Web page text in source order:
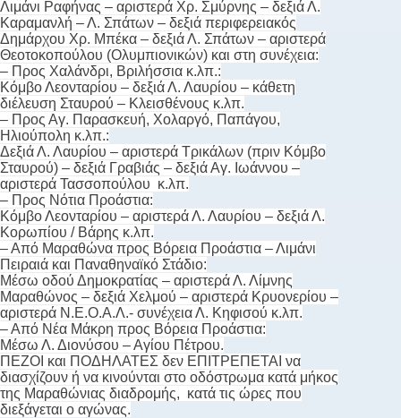
Λιμάνι Ραφήνας – αριστερά Χρ. Σμύρνης – δεξιά Λ.
Καραμανλή – Λ. Σπάτων – δεξιά περιφερειακός
Δημάρχου Χρ. Μπέκα – δεξιά Λ. Σπάτων – αριστερά
Θεοτοκοπούλου (Ολυμπιονικών) και στη συνέχεια:
– Προς Χαλάνδρι, Βριλήσσια κ.λπ.:
Κόμβο Λεονταρίου – δεξιά Λ. Λαυρίου – κάθετη
διέλευση Σταυρού – Κλεισθένους κ.λπ.
– Προς Αγ. Παρασκευή, Χολαργό, Παπάγου,
Ηλιούπολη κ.λπ.:
Δεξιά Λ. Λαυρίου – αριστερά Τρικάλων (πριν Κόμβο
Σταυρού) – δεξιά Γραβιάς – δεξιά Αγ. Ιωάννου –
αριστερά Τασσοπούλου κ.λπ.
– Προς Νότια Προάστια:
Κόμβο Λεονταρίου – αριστερά Λ. Λαυρίου – δεξιά Λ.
Κορωπίου / Βάρης κ.λπ.
– Από Μαραθώνα προς Βόρεια Προάστια – Λιμάνι
Πειραιά και Παναθηναϊκό Στάδιο:
Μέσω οδού Δημοκρατίας – αριστερά Λ. Λίμνης
Μαραθώνος – δεξιά Χελμού – αριστερά Κρυονερίου –
αριστερά Ν.Ε.Ο.Α.Λ.- συνέχεια Λ. Κηφισού κ.λπ.
– Από Νέα Μάκρη προς Βόρεια Προάστια:
Μέσω Λ. Διονύσου – Αγίου Πέτρου.
ΠΕΖΟΙ και ΠΟΔΗΛΑΤΕΣ δεν ΕΠΙΤΡΕΠΕΤΑΙ να
διασχίζουν ή να κινούνται στο οδόστρωμα κατά μήκος
της Μαραθώνιας διαδρομής, κατά τις ώρες που
διεξάγεται ο αγώνας.